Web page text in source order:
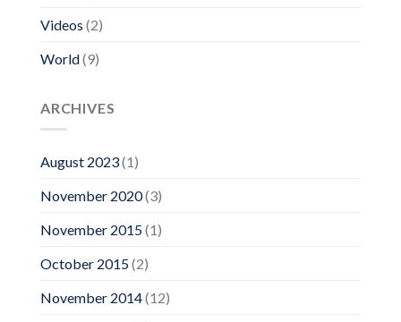
Videos (2)
World(9)
ARCHIVES
August 2023(1)
November 2020(3)
November 2015(1)
October 2015(2)
November 2014(12)